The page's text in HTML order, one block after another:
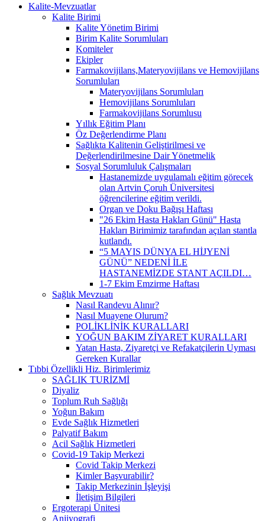
Kalite-Mevzuatlar
Kalite Birimi
Kalite Yönetim Birimi
Birim Kalite Sorumluları
Komiteler
Ekipler
Farmakovijilans,Materyovijilans ve Hemovijilans
Sorumluları
Materyovijilans Sorumluları
Hemovijilans Sorumluları
Farmakovijilans Sorumlusu
Yıllık Eğitim Planı
Öz Değerlendirme Planı
Sağlıkta Kalitenin Geliştirilmesi ve
Değerlendirilmesine Dair Yönetmelik
Sosyal Sorumluluk Çalışmaları
Hastanemizde uygulamalı eğitim görecek
olan Artvin Çoruh Üniversitesi
öğrencilerine eğitim verildi.
Organ ve Doku Bağışı Haftası
"26 Ekim Hasta Hakları Günü" Hasta
Hakları Birimimiz tarafından açılan stantla
kutlandı.
“5 MAYIS DÜNYA EL HİJYENİ
GÜNÜ” NEDENİ İLE
HASTANEMİZDE STANT AÇILDI…
1-7 Ekim Emzirme Haftası
Sağlık Mevzuatı
Nasıl Randevu Alınır?
Nasıl Muayene Olurum?
POLİKLİNİK KURALLARI
YOĞUN BAKIM ZİYARET KURALLARI
Yatan Hasta, Ziyaretçi ve Refakatçilerin Uyması
Gereken Kurallar
Tıbbi Özellikli Hiz. Birimlerimiz
SAĞLIK TURİZMİ
Diyaliz
Toplum Ruh Sağlığı
Yoğun Bakım
Evde Sağlık Hizmetleri
Palyatif Bakım
Acil Sağlık Hizmetleri
Covid-19 Takip Merkezi
Covid Takip Merkezi
Kimler Başvurabilir?
Takip Merkezinin İşleyişi
İletişim Bilgileri
Ergoterapi Ünitesi
Anjiyografi